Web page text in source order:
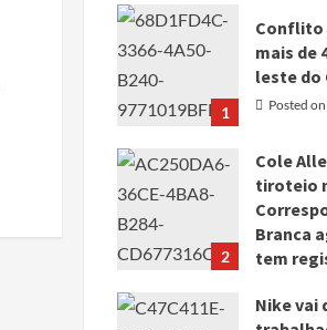
1
Conflito
mais de
leste do
Posted
2
Cole
tiroteio
Branca
tem
Nike vai